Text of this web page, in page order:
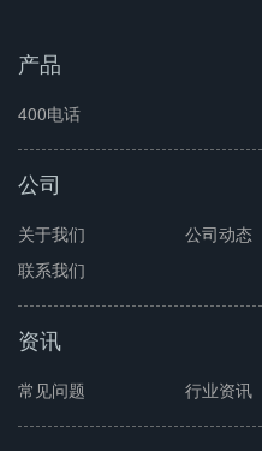
产品
400电话
公司
关于我们 公司动态
联系我们
资讯
常见问题 行业资讯